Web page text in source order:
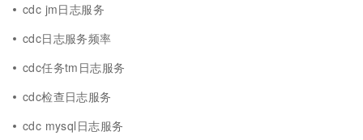
cdc jm日志服务
cdc日志服务频率
cdc任务tm日志服务
cdc检查日志服务
cdc mysql日志服务